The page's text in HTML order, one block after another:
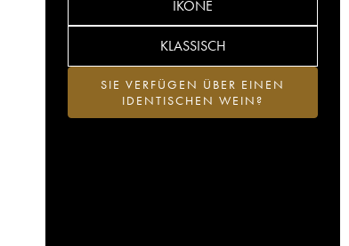
IKONE
KLASSISCH
SIE VERFÜGEN ÜBER EINEN
IDENTISCHEN WEIN?